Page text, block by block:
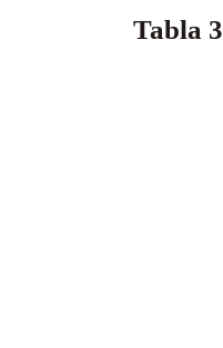
Tabla 3